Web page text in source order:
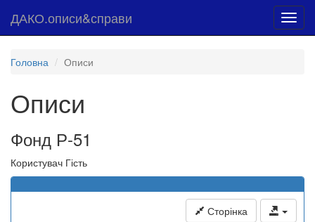
ДАКО.описи&справи
Головна Описи
Описи
Фонд Р-51
Користувач Гість
Сторінка